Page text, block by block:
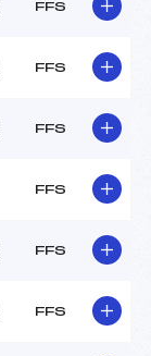
FFS
FFS
FFS
FFS
FFS
FFS